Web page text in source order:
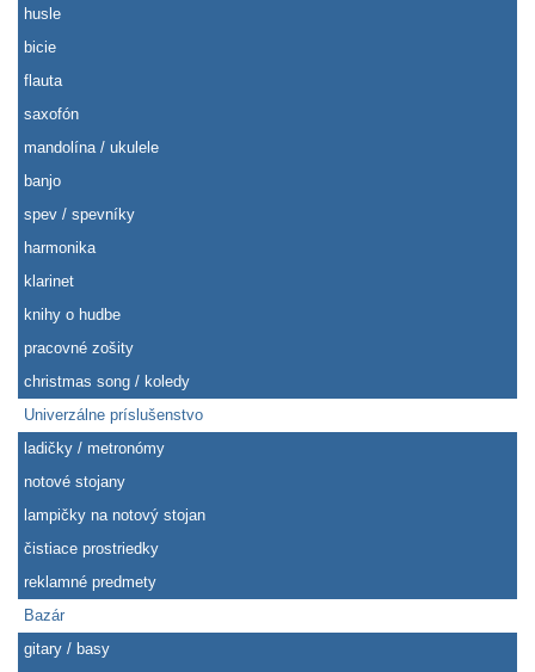
husle
bicie
flauta
saxofón
mandolína / ukulele
banjo
spev / spevníky
harmonika
klarinet
knihy o hudbe
pracovné zošity
christmas song / koledy
Univerzálne príslušenstvo
ladičky / metronómy
notové stojany
lampičky na notový stojan
čistiace prostriedky
reklamné predmety
Bazár
gitary / basy